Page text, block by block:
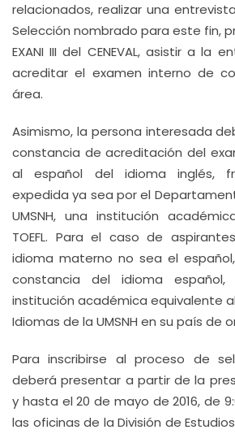
relacionados, realizar una
Selección nombrado para este fin,
EXANI III del CENEVAL, asistir a la
acreditar el examen interno de
área.
Asimismo, la persona interesada
constancia de acreditación del
al español del idioma inglés,
expedida ya sea por el
UMSNH, una institución
TOEFL. Para el caso de
idioma materno no sea el
constancia del idioma
institución académica equivalente
Idiomas de la UMSNH en su país de
Para inscribirse al proceso de
deberá presentar a partir de la
y hasta el 20 de mayo de 2016, de
las oficinas de la División de